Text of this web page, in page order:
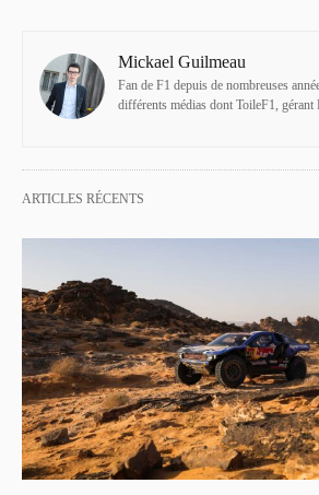
Mickael Guilmeau
Fan de F1 depuis de nombreuses
différents médias dont ToileF1, gérant
ARTICLES RÉCENTS